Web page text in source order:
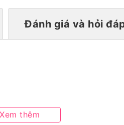
Đánh giá và hỏi
Xem thêm